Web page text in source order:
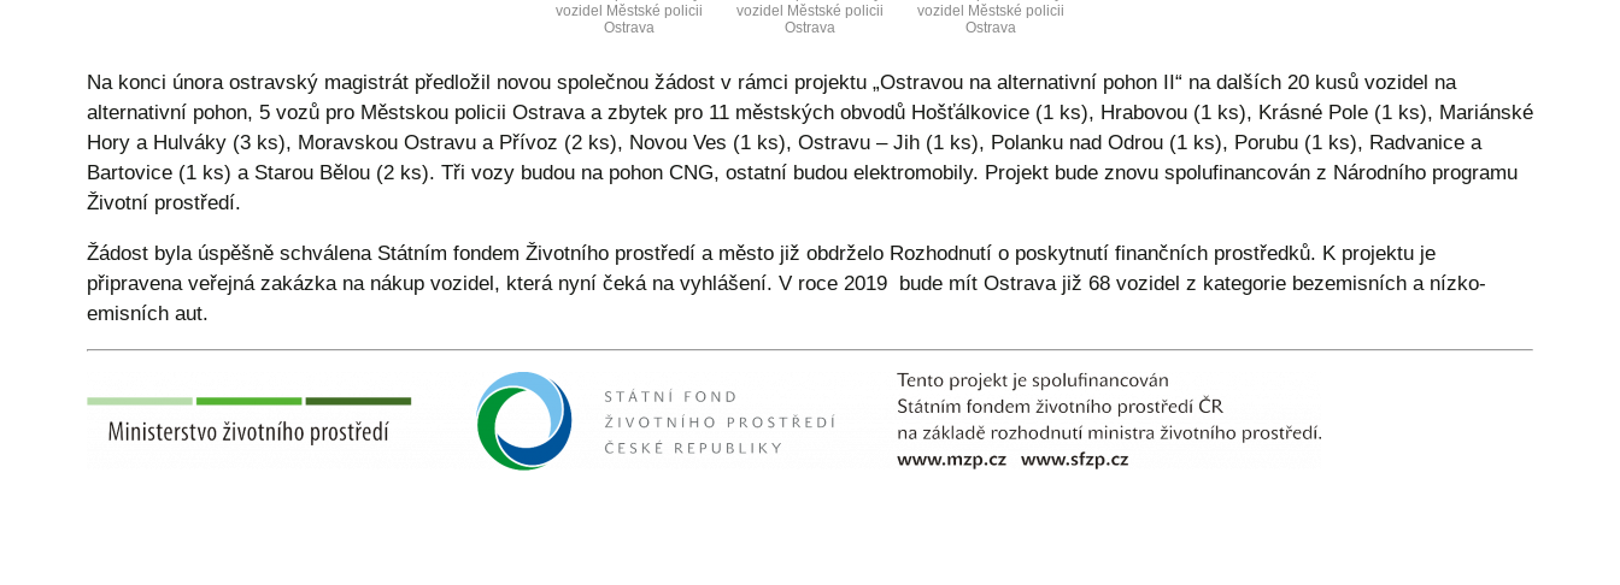
vozidel Městské policii
Ostrava
vozidel Městské policii
Ostrava
vozidel Městské policii
Ostrava
Na konci února ostravský magistrát předložil novou společnou žádost v rámci projektu „Ostravou na alternativní pohon II“ na dalších 20 kusů vozidel na
alternativní pohon, 5 vozů pro Městskou policii Ostrava a zbytek pro 11 městských obvodů Hošťálkovice (1 ks), Hrabovou (1 ks), Krásné Pole (1 ks), Mariánské
Hory a Hulváky (3 ks), Moravskou Ostravu a Přívoz (2 ks), Novou Ves (1 ks), Ostravu – Jih (1 ks), Polanku nad Odrou (1 ks), Porubu (1 ks), Radvanice a
Bartovice (1 ks) a Starou Bělou (2 ks). Tři vozy budou na pohon CNG, ostatní budou elektromobily. Projekt bude znovu spolufinancován z Národního programu
Životní prostředí.
Žádost byla úspěšně schválena Státním fondem Životního prostředí a město již obdrželo Rozhodnutí o poskytnutí finančních prostředků. K projektu je
připravena veřejná zakázka na nákup vozidel, která nyní čeká na vyhlášení. V roce 2019 bude mít Ostrava již 68 vozidel z kategorie bezemisních a nízko-
emisních aut.